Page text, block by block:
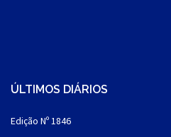
ÚLTIMOS DIÁRIOS
Edição Nº 1846